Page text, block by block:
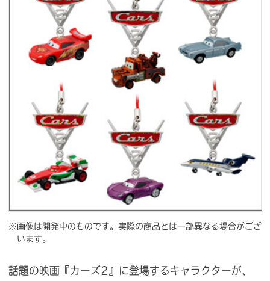
ビジネスのお客様
閉じる
※画像は開発中のものです。実際の商品とは一部異なる場合がござ
います。
話題の映画『カーズ2』に登場するキャラクターが、